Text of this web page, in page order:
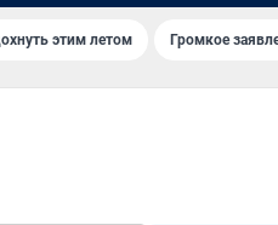
этим летом Громкое